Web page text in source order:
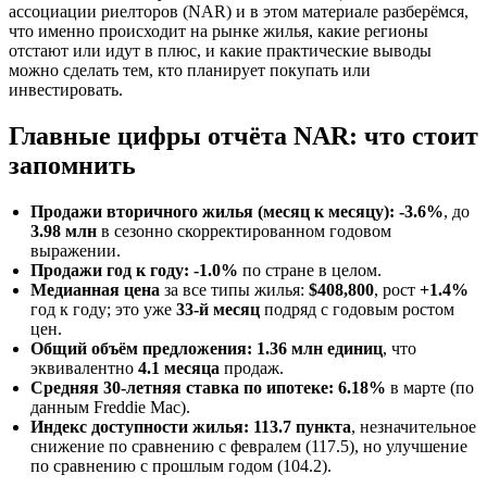
ассоциации риелторов (NAR) и в этом материале разберёмся,
что именно происходит на рынке жилья, какие регионы
отстают или идут в плюс, и какие практические выводы
можно сделать тем, кто планирует покупать или
инвестировать.
Главные цифры отчёта NAR: что стоит
запомнить
Продажи вторичного жилья (месяц к месяцу): -3.6%, до
3.98 млн в сезонно скорректированном годовом
выражении.
Продажи год к году: -1.0% по стране в целом.
Медианная цена за все типы жилья: $408,800, рост +1.4%
год к году; это уже 33-й месяц подряд с годовым ростом
цен.
Общий объём предложения: 1.36 млн единиц, что
эквивалентно 4.1 месяца продаж.
Средняя 30-летняя ставка по ипотеке: 6.18% в марте (по
данным Freddie Mac).
Индекс доступности жилья: 113.7 пункта, незначительное
снижение по сравнению с февралем (117.5), но улучшение
по сравнению с прошлым годом (104.2).